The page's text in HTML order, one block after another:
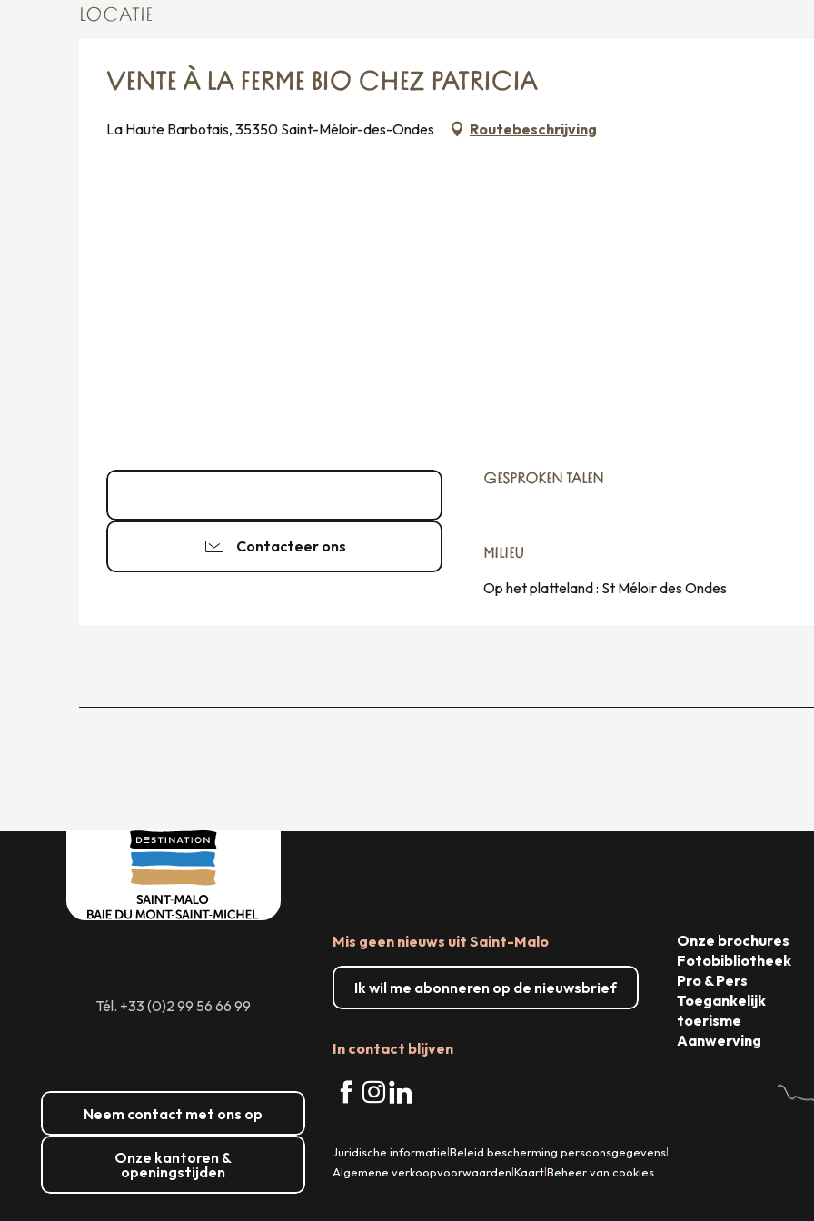
LOCATIE
VENTE À LA FERME BIO CHEZ PATRICIA
La Haute Barbotais, 35350 Saint-Méloir-des-Ondes Routebeschrijving
Contacteer ons
GESPROKEN TALEN
GESPROKEN TALEN
MILIEU
MILIEU
Op het platteland : St Méloir des Ondes
Tél. +33 (0)2 99 56 66 99
Neem contact met ons op
Onze kantoren &
openingstijden
Mis geen nieuws uit Saint-Malo
Ik wil me abonneren op de nieuwsbrief
In contact blijven
Onze brochures
Fotobibliotheek
Pro & Pers
Toegankelijk
toerisme
Aanwerving
Juridische informatie|Beleid bescherming persoonsgegevens|
Algemene verkoopvoorwaarden|Kaart|Beheer van cookies